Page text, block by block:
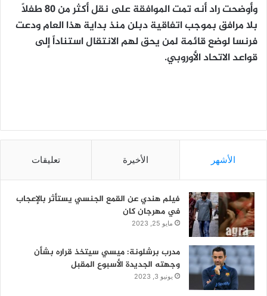
وأوضحت راد أنه تمت الموافقة على نقل أكثر من 80 طفلاً
بلا مرافق بموجب اتفاقية دبلن منذ بداية هذا العام ودعت
فرنسا لوضع قائمة لمن يحق لهم الانتقال استناداً إلى
قواعد الاتحاد الأوروبي.
الأشهر الأخيرة تعليقات
فيلم هندي عن القمع الجنسي يستأثر بالإعجاب
في مهرجان كان
مايو 25, 2023
مدرب برشلونة: ميسي سيتخذ قراره بشأن
وجهته الجديدة الأسبوع المقبل
يونيو 3, 2023